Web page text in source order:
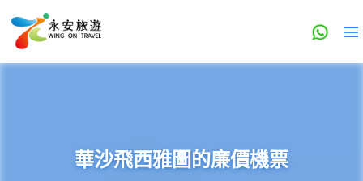
華沙飛西雅圖的廉價機票